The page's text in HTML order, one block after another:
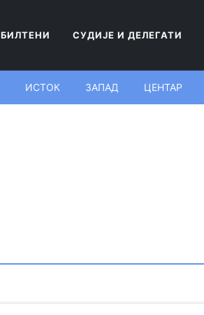
БИЛТЕНИ СУДИЈЕ И ДЕЛЕГАТИ
ИСТОК ЗАПАД ЦЕНТАР